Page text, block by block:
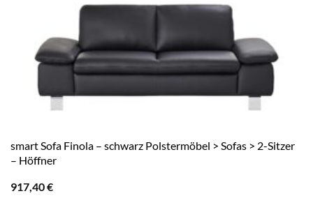
smart Sofa Finola – schwarz Polstermöbel > Sofas > 2-Sitzer
– Höffner
917,40€